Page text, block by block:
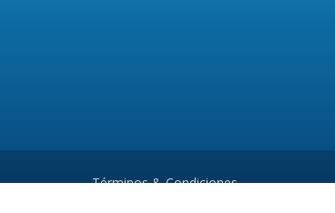
Términos & Condiciones